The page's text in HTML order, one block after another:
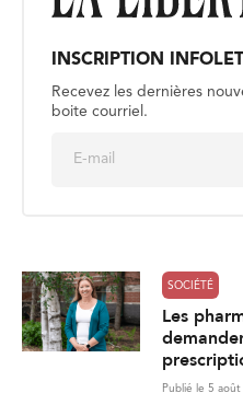
INSCRIPTION
Recevez les dernières
boite courriel.
SOCIÉTÉ
Les
Publié le 5 août